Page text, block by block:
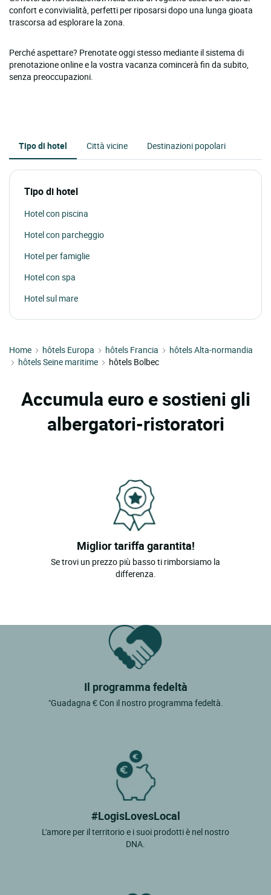
confort e convivialità, perfetti per riposarsi dopo una lunga gioata
trascorsa ad esplorare la zona.
Perché aspettare? Prenotate oggi stesso mediante il sistema di
prenotazione online e la vostra vacanza comincerà fin da subito,
senza preoccupazioni.
Tipo di hotel Città vicine Destinazioni popolari
Tipo di hotel
Hotel con piscina
Hotel con parcheggio
Hotel per famiglie
Hotel con spa
Hotel sul mare
Home hôtels Europa hôtels Francia
hôtels Alta-normandia
hôtels Seine maritime
hôtels Bolbec
Accumula euro e sostieni gli
albergatori-ristoratori
Miglior tariffa garantita!
Se trovi un prezzo più basso ti rimborsiamo la
differenza.
Il programma fedeltà
"Guadagna € Con il nostro programma fedeltà.
#LogisLovesLocal
L'amore per il territorio e i suoi prodotti è nel nostro
DNA.